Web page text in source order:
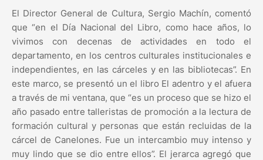
El Director General de Cultura, Sergio Machín, comentó
que “en el Día Nacional del Libro, como hace años, lo
vivimos con decenas de actividades en todo el
departamento, en los centros culturales institucionales e
independientes, en las cárceles y en las bibliotecas”. En
este marco, se presentó un el libro El adentro y el afuera
a través de mi ventana, que “es un proceso que se hizo el
año pasado entre talleristas de promoción a la lectura de
formación cultural y personas que están recluidas de la
cárcel de Canelones. Fue un intercambio muy intenso y
muy lindo que se dio entre ellos”. El jerarca agregó que